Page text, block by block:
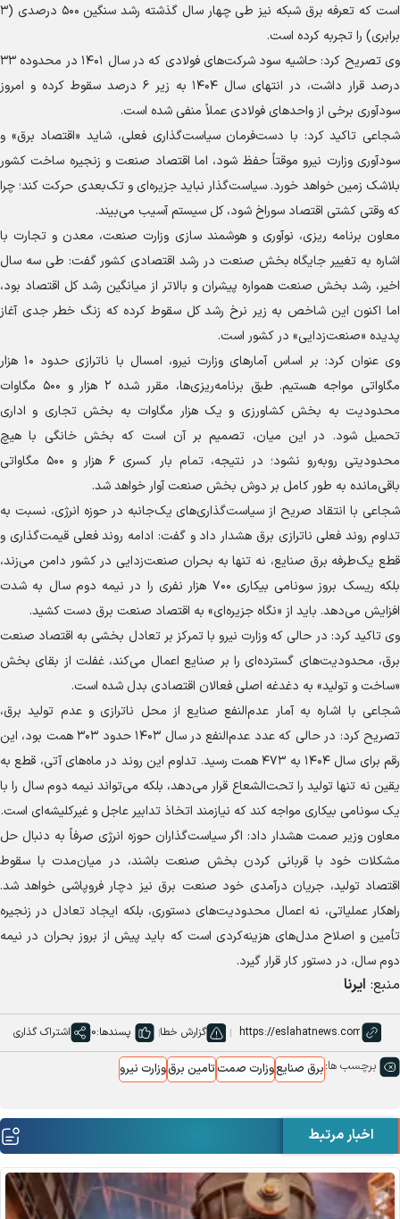
است که تعرفه برق شبکه نیز طی چهار سال گذشته رشد سنگین ۵۰۰ درصدی (۳
برابری) را تجربه کرده است.
وی تصریح کرد: حاشیه سود شرکت‌های فولادی که در سال ۱۴۰۱ در محدوده ۳۳
درصد قرار داشت، در انتهای سال ۱۴۰۴ به زیر ۶ درصد سقوط کرده و امروز
سودآوری برخی از واحد‌های فولادی عملاً منفی شده است.
شجاعی تاکید کرد: با دست‌فرمان سیاست‌گذاری فعلی، شاید «اقتصاد برق» و
سودآوری وزارت نیرو موقتاً حفظ شود، اما اقتصاد صنعت و زنجیره ساخت کشور
بلاشک زمین خواهد خورد. سیاست‌گذار نباید جزیره‌ای و تک‌بعدی حرکت کند؛ چرا
که وقتی کشتی اقتصاد سوراخ شود، کل سیستم آسیب می‌بیند.
معاون برنامه ریزی، نوآوری و هوشمند سازی وزارت صنعت، معدن و تجارت با
اشاره به تغییر جایگاه بخش صنعت در رشد اقتصادی کشور گفت: طی سه سال
اخیر، رشد بخش صنعت همواره پیشران و بالاتر از میانگین رشد کل اقتصاد بود،
اما اکنون این شاخص به زیر نرخ رشد کل سقوط کرده که زنگ خطر جدی آغاز
پدیده «صنعت‌زدایی» در کشور است.
وی عنوان کرد: بر اساس آمار‌های وزارت نیرو، امسال با ناترازی حدود ۱۰ هزار
مگاواتی مواجه هستیم. طبق برنامه‌ریزی‌ها، مقرر شده ۲ هزار و ۵۰۰ مگاوات
محدودیت به بخش کشاورزی و یک هزار مگاوات به بخش تجاری و اداری
تحمیل شود. در این میان، تصمیم بر آن است که بخش خانگی با هیچ
محدودیتی روبه‌رو نشود؛ در نتیجه، تمام بار کسری ۶ هزار و ۵۰۰ مگاواتی
باقی‌مانده به طور کامل بر دوش بخش صنعت آوار خواهد شد.
شجاعی با انتقاد صریح از سیاست‌گذاری‌های یک‌جانبه در حوزه انرژی، نسبت به
تداوم روند فعلی ناترازی برق هشدار داد و گفت: ادامه روند فعلی قیمت‌گذاری و
قطع یک‌طرفه برق صنایع، نه تنها به بحران صنعت‌زدایی در کشور دامن می‌زند،
بلکه ریسک بروز سونامی بیکاری ۷۰۰ هزار نفری را در نیمه دوم سال به شدت
افزایش می‌دهد. باید از «نگاه جزیره‌ای» به اقتصاد صنعت برق دست کشید.
وی تاکید کرد: در حالی که وزارت نیرو با تمرکز بر تعادل بخشی به اقتصاد صنعت
برق، محدودیت‌های گسترده‌ای را بر صنایع اعمال می‌کند، غفلت از بقای بخش
«ساخت و تولید» به دغدغه اصلی فعالان اقتصادی بدل شده است.
شجاعی با اشاره به آمار عدم‌النفع صنایع از محل ناترازی و عدم تولید برق،
تصریح کرد: در حالی که عدد عدم‌النفع در سال ۱۴۰۳ حدود ۳۰۳ همت بود، این
رقم برای سال ۱۴۰۴ به ۴۷۳ همت رسید. تداوم این روند در ماه‌های آتی، قطع به
یقین نه تنها تولید را تحت‌الشعاع قرار می‌دهد، بلکه می‌تواند نیمه دوم سال را با
یک سونامی بیکاری مواجه کند که نیازمند اتخاذ تدابیر عاجل و غیرکلیشه‌ای است.
معاون وزیر صمت هشدار داد: اگر سیاست‌گذاران حوزه انرژی صرفاً به دنبال حل
مشکلات خود با قربانی کردن بخش صنعت باشند، در میان‌مدت با سقوط
اقتصاد تولید، جریان درآمدی خود صنعت برق نیز دچار فروپاشی خواهد شد.
راهکار عملیاتی، نه اعمال محدودیت‌های دستوری، بلکه ایجاد تعادل در زنجیره
تأمین و اصلاح مدل‌های هزینه‌کردی است که باید پیش از بروز بحران در نیمه
دوم سال، در دستور کار قرار گیرد.
منبع: ایرنا
گزارش خطا پسندها:0 اشتراک گذاری
برچسب ها:برق صنایعوزارت صمتتامین برقوزارت نیرو
اخبار مرتبط